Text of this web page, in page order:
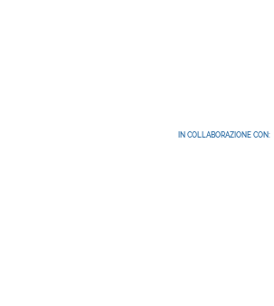
IN COLLABORAZIONE CON: